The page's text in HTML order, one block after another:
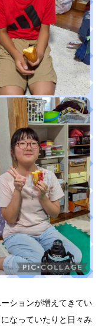
ションが増えてきてい
なっていたりと日々み